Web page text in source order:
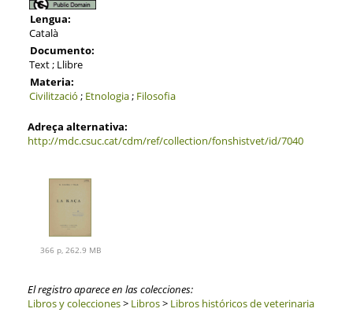
Lengua:
Català
Documento:
Text ; Llibre
Materia:
Civilització ; Etnologia; Filosofia
Adreça alternativa:
http://mdc.csuc.cat/cdm/ref/collection/fonshistvet/id/7040
366 p, 262.9 MB
El registro aparece en las colecciones:
Libros y colecciones> Libros> Libros históricos de veterinaria